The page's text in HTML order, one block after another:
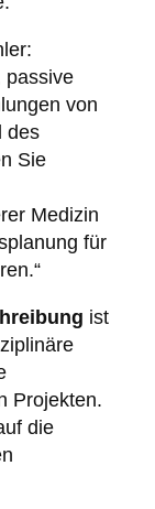
passive
von
des
Sie
Medizin
für
ist
Projekten.
die